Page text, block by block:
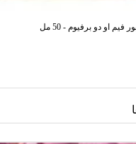
او دو برفيوم - 50 مل